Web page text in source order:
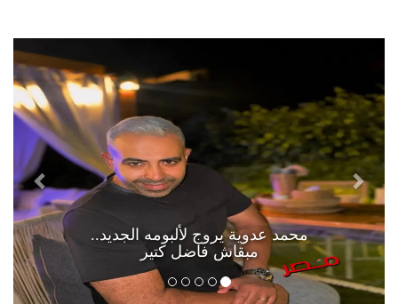
محمد عدوية يروج لألبومه الجديد..
مبقاش فاضل كتير